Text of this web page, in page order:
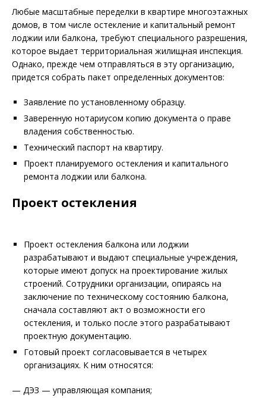
Любые масштабные переделки в квартире многоэтажных
домов, в том числе остекление и капитальный ремонт
лоджии или балкона, требуют специального разрешения,
которое выдает территориальная жилищная инспекция.
Однако, прежде чем отправляться в эту организацию,
придется собрать пакет определенных документов:
Заявление по установленному образцу.
Заверенную нотариусом копию документа о праве
владения собственностью.
Технический паспорт на квартиру.
Проект планируемого остекления и капитального
ремонта лоджии или балкона.
Проект остекления
Проект остекления балкона или лоджии
разрабатывают и выдают специальные учреждения,
которые имеют допуск на проектирование жилых
строений. Сотрудники организации, опираясь на
заключение по техническому состоянию балкона,
сначала составляют акт о возможности его
остекления, и только после этого разрабатывают
проектную документацию.
Готовый проект согласовывается в четырех
организациях. К ним относятся:
— ДЭЗ — управляющая компания;